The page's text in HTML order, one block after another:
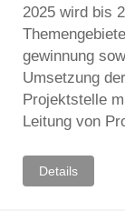
2025 wird bis
gewinnung
Umsetzung
Projektstelle
Leitung von
Details